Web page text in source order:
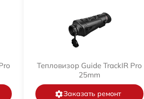
Тепловизор Guide TrackIR Pro
25mm
Заказать ремонт